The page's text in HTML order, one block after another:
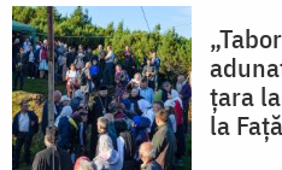
țara
la Față